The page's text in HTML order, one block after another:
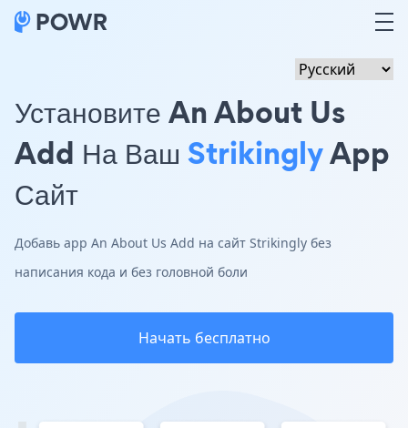
Установите An About Us
Add На Ваш StrikinglyApp
Сайт
Добавь app An About Us Add на сайт Strikingly без
написания кода и без головной боли
Начать бесплатно